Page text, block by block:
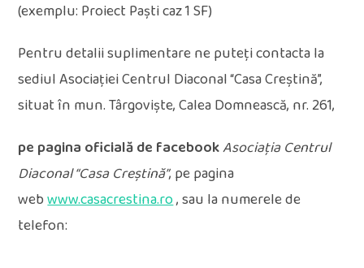
(exemplu: Proiect Paști caz 1 SF)
Pentru detalii suplimentare ne puteți contacta la
sediul Asociației Centrul Diaconal “Casa Creștină”,
situat în mun. Târgoviște, Calea Domnească, nr. 261,
pe pagina oficială de facebookAsociația Centrul
Diaconal “Casa Creștină”, pe pagina
webwww.casacrestina.ro, sau la numerele de
telefon: